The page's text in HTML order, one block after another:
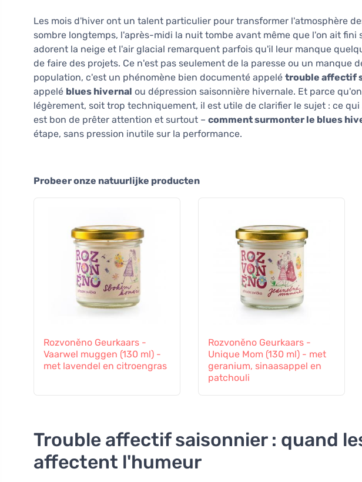
Les mois d'hiver ont un talent particulier pour transformer l'atmosphère
sombre longtemps, l'après-midi la nuit tombe avant même que l'on ait fini
adorent la neige et l'air glacial remarquent parfois qu'il leur manque
de faire des projets. Ce n'est pas seulement de la paresse ou un manque
population, c'est un phénomène bien documenté appelé trouble affectif
appelé blues hivernal ou dépression saisonnière hivernale. Et parce
légèrement, soit trop techniquement, il est utile de clarifier le sujet : ce
est bon de prêter attention et surtout – comment surmonter le blues
étape, sans pression inutile sur la performance.
Probeer onze natuurlijke producten
Rozvoněno Geurkaars -
Vaarwel muggen (130 ml) -
met lavendel en citroengras
Rozvoněno Geurkaars -
Unique Mom (130 ml) - met
geranium, sinaasappel en
patchouli
Trouble affectif saisonnier : quand
affectent l'humeur